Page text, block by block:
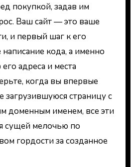
покупкой, задав им
Ваш сайт — это ваше
и первый шаг к его
кода, а именно
адреса и места
когда вы впервые
загрузившуюся страницу с
доменным именем, все эти
сущей мелочью по
гордости за созданное